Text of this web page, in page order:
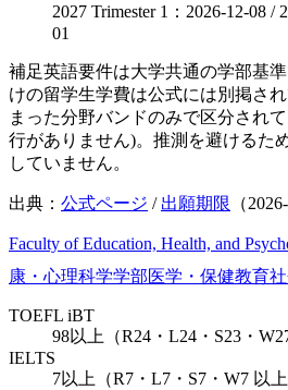
2027 Trimester 1：2026-12-08 /
01
補足英語要件は大学共通の学部基
けの留学生学費は公式には別掲さ
まった分野バンドのみで区分され
行がありません)。推測を避けるた
していません。
出典： 公式ページ / 出願期限 （
Faculty of Education, Health, and
康・心理科学学部医学・保健教育
TOEFL iBT
98以上（R24・L24・S23・
IELTS
7以上（R7・L7・S7・W7 以上